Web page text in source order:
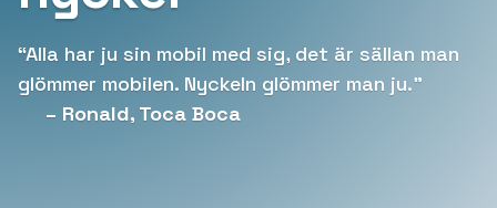
“Alla har ju sin mobil med sig, det är sällan man
glömmer mobilen. Nyckeln glömmer man ju.”
– Ronald, Toca Boca